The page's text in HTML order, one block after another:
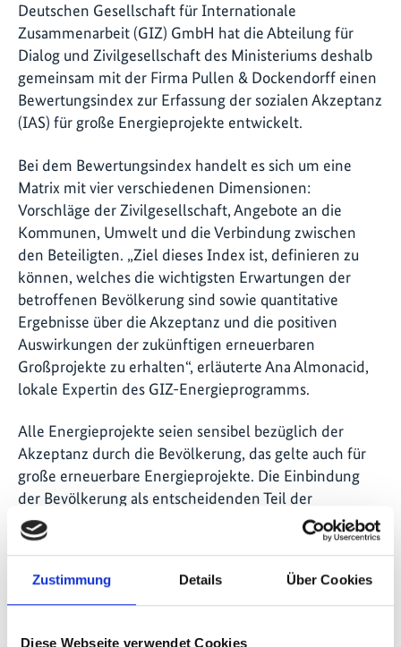
Zustimmung Details Über Cookies
Diese Webseite verwendet Cookies
Deutschen Gesellschaft für Internationale
Zusammenarbeit (GIZ) GmbH hat die Abteilung für
Dialog und Zivilgesellschaft des Ministeriums deshalb
gemeinsam mit der Firma Pullen & Dockendorff einen
Bewertungsindex zur Erfassung der sozialen Akzeptanz
(IAS) für große Energieprojekte entwickelt.
Bei dem Bewertungsindex handelt es sich um eine
Matrix mit vier verschiedenen Dimensionen:
Vorschläge der Zivilgesellschaft, Angebote an die
Kommunen, Umwelt und die Verbindung zwischen
den Beteiligten. „Ziel dieses Index ist, definieren zu
können, welches die wichtigsten Erwartungen der
betroffenen Bevölkerung sind sowie quantitative
Ergebnisse über die Akzeptanz und die positiven
Auswirkungen der zukünftigen erneuerbaren
Großprojekte zu erhalten“, erläuterte Ana Almonacid,
lokale Expertin des GIZ-Energieprogramms.
Alle Energieprojekte seien sensibel bezüglich der
Akzeptanz durch die Bevölkerung, das gelte auch für
große erneuerbare Energieprojekte. Die Einbindung
der Bevölkerung als entscheidenden Teil der
Projektentwicklung zu betrachten, sei daher umso
wichtiger. „Wenn Zweifel frühzeitig ernst genommen
Informationen zeitnah weitergegeben werden und
aufgezeigt werden kann wie gut diese neuen